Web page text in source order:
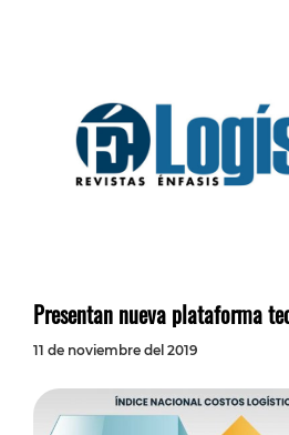
Presentan nueva plataforma
11 de noviembre del 2019